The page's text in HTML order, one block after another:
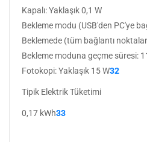
Kapalı: Yaklaşık 0,1 W
Bekleme modu (USB'den PC'ye
Beklemede (tüm bağlantı
Bekleme moduna geçme süresi:
Fotokopi: Yaklaşık 15 W32
Tipik Elektrik Tüketimi
0,17 kWh33